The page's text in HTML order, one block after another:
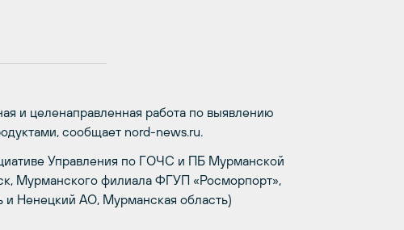
и целенаправленная работа по выявлению
сообщает nord-news.ru.
Управления по ГОЧС и ПБ Мурманской
Мурманского филиала ФГУП «Росморпорт»,
и Ненецкий АО, Мурманская область)